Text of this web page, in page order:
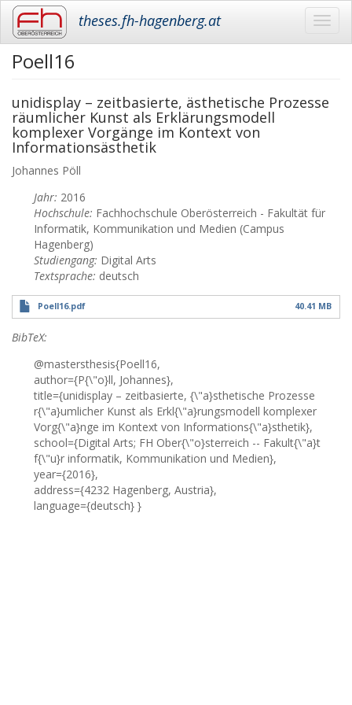
Skip
content
theses.fh-hagenberg.at
Poell16
unidisplay – zeitbasierte, ästhetische Prozesse
räumlicher Kunst als Erklärungsmodell
komplexer Vorgänge im Kontext von
Informationsästhetik
Johannes Pöll
Jahr: 2016
Hochschule: Fachhochschule Oberösterreich - Fakultät für
Informatik, Kommunikation und Medien (Campus
Hagenberg)
Studiengang: Digital Arts
Textsprache: deutsch
Poell16.pdf 40.41 MB
BibTeX:
@mastersthesis{Poell16,
author={P{\"o}ll, Johannes},
title={unidisplay – zeitbasierte, {\"a}sthetische Prozesse
r{\"a}umlicher Kunst als Erkl{\"a}rungsmodell komplexer
Vorg{\"a}nge im Kontext von Informations{\"a}sthetik},
school={Digital Arts; FH Ober{\"o}sterreich -- Fakult{\"a}t
f{\"u}r informatik, Kommunikation und Medien},
year={2016},
address={4232 Hagenberg, Austria},
language={deutsch} }